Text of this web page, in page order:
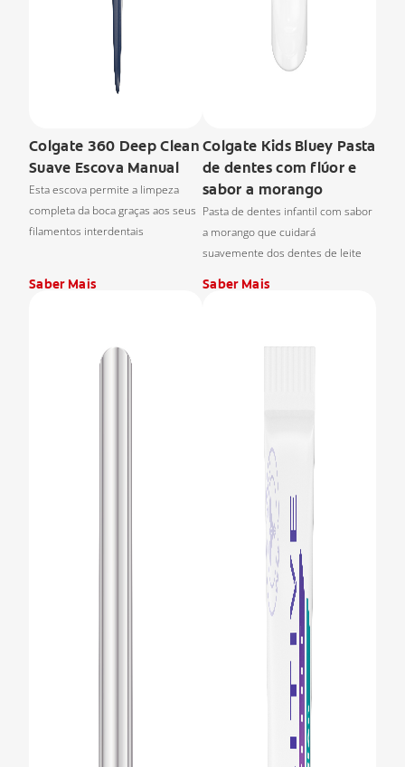
Colgate 360 Deep Clean
Suave Escova Manual
Esta escova permite a limpeza
completa da boca graças aos seus
filamentos interdentais
Saber Mais
Colgate Kids Bluey Pasta
de dentes com flúor e
sabor a morango
Pasta de dentes infantil com sabor
a morango que cuidará
suavemente dos dentes de leite
Saber Mais